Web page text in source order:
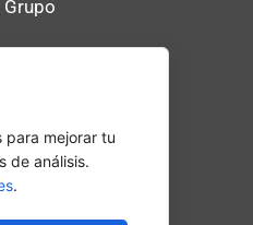
para mejorar tu
de análisis.
.